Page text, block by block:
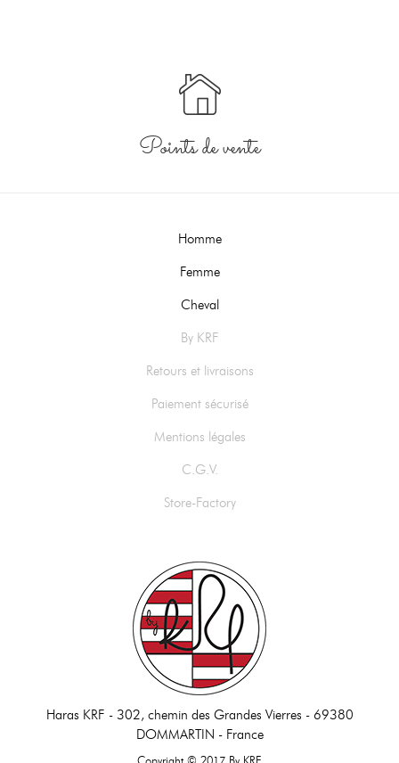
Points de vente
Homme
Femme
Cheval
By KRF
Retours et livraisons
Paiement sécurisé
Mentions légales
C.G.V.
Store-Factory
Haras KRF - 302, chemin des Grandes Vierres - 69380
DOMMARTIN - France